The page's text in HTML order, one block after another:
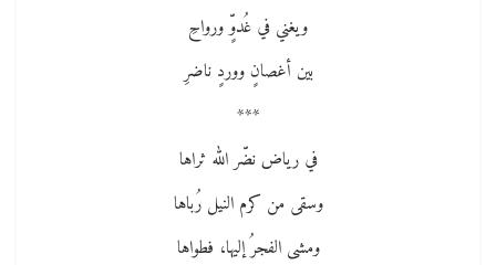
ويغني في غُدوٍّ ورواحِ
بين أغصانٍ ووردٍ ناضرِ
***
في رياض نضّر الله ثراها
وسقى من كرم النيل رُباها
ومشى الفجرُ إليها، فطواها